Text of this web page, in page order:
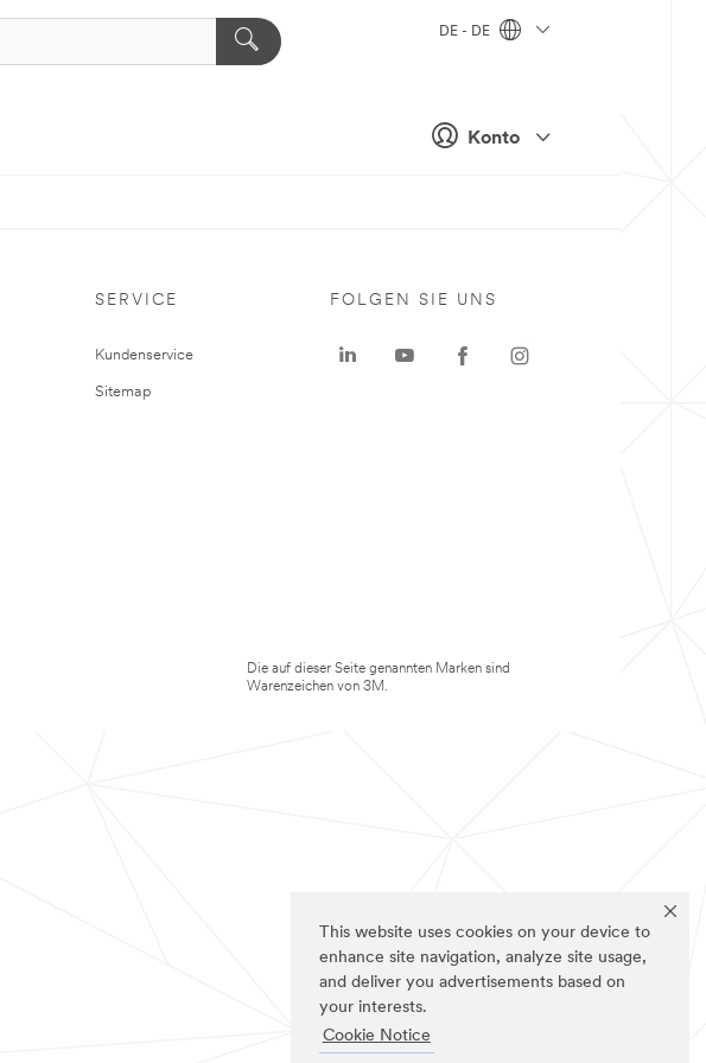
This website uses cookies on your device to
enhance site navigation, analyze site usage,
and deliver you advertisements based on
your interests.
Cookie Notice
Konto
DE - DE
SERVICE
Kundenservice
Sitemap
FOLGEN SIE UNS
Die auf dieser Seite genannten Marken sind
Warenzeichen von 3M.